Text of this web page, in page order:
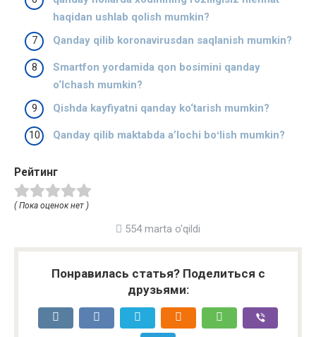
haqidan ushlab qolish mumkin?
Qanday qilib koronavirusdan saqlanish mumkin?
Smartfon yordamida qon bosimini qanday
o‘lchash mumkin?
Qishda kayfiyatni qanday ko‘tarish mumkin?
Qanday qilib maktabda aʼlochi boʻlish mumkin?
Рейтинг
( Пока оценок нет )
554 marta o'qildi
Понравилась статья? Поделиться с
друзьями: